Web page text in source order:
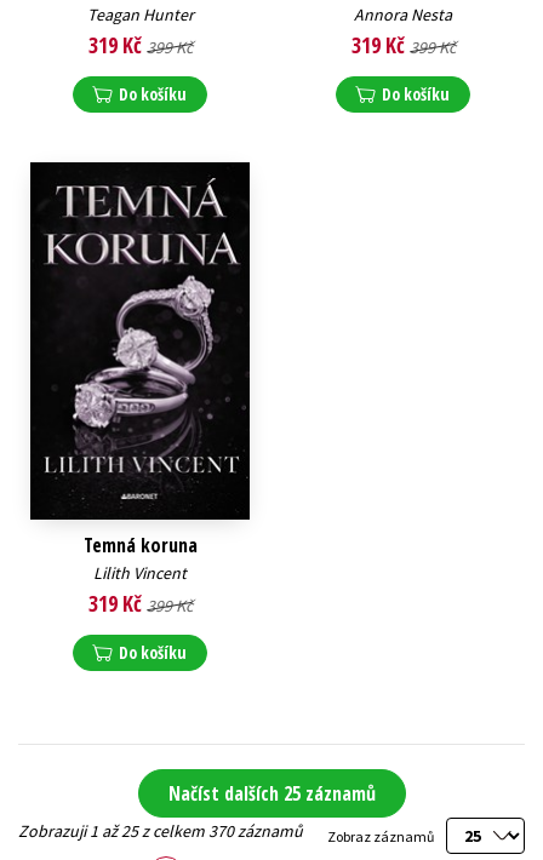
Teagan Hunter
319 Kč 399 Kč
Do košíku
Annora Nesta
319 Kč 399 Kč
Do košíku
Temná koruna
Lilith Vincent
319 Kč 399 Kč
Do košíku
Načíst dalších 25 záznamů
Zobraz záznamů
Zobrazuji 1 až 25 z celkem 370 záznamů